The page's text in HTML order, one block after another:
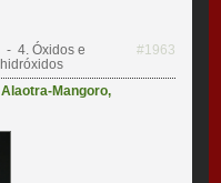
- 4. Óxidos e
hidróxidos
#1963
Alaotra-Mangoro,